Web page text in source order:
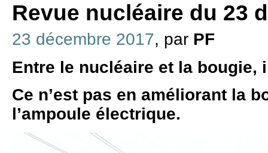
Revue nucléaire du 23
23 décembre 2017, par PF
Entre le nucléaire et la bougie,
Ce n’est pas en améliorant la
l’ampoule électrique.